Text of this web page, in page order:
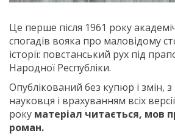
Це перше після 1961 року
спогадів вояка про маловідому
історії: повстанський рух під
Народної Республіки.
Опублікований без купюр і змін,
науковця і врахуванням всіх
року матеріал читається, мов
роман.